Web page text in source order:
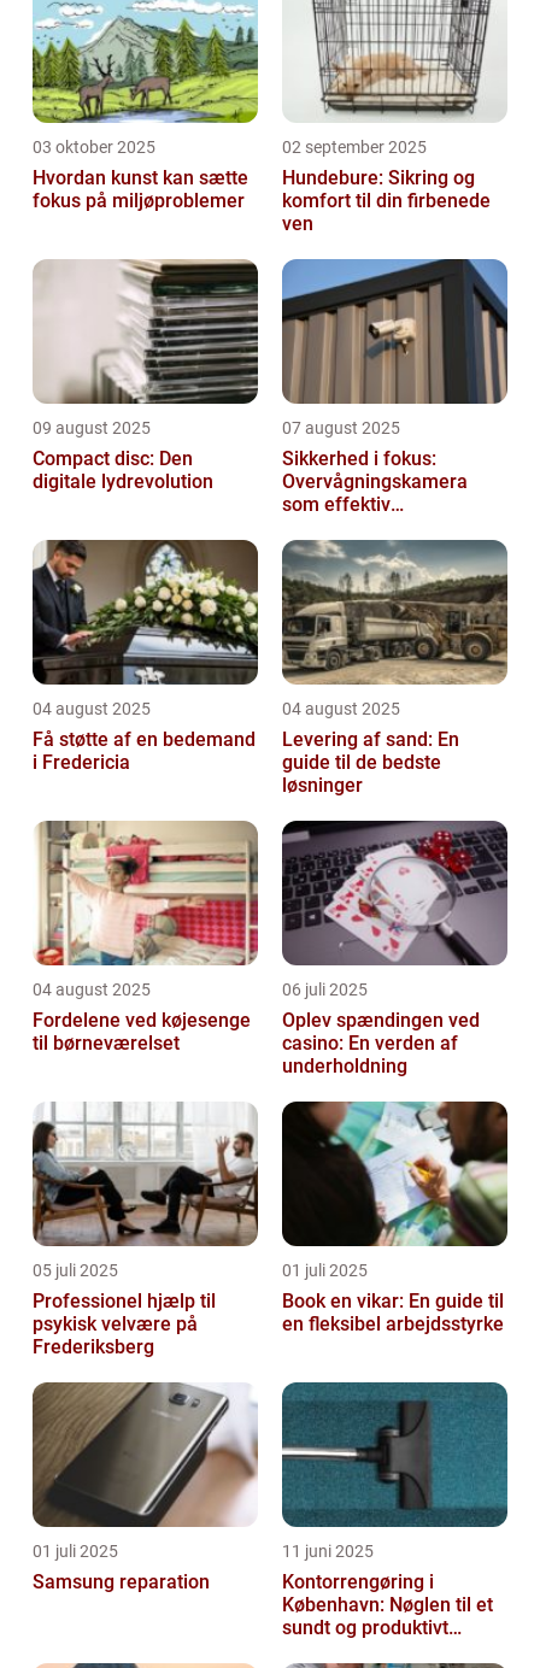
03 oktober 2025
Hvordan kunst kan sætte
fokus på miljøproblemer
02 september 2025
Hundebure: Sikring og
komfort til din firbenede
ven
09 august 2025
Compact disc: Den
digitale lydrevolution
07 august 2025
Sikkerhed i fokus:
Overvågningskamera
som effektiv
04 august 2025
Få støtte af en bedemand
i Fredericia
04 august 2025
Levering af sand: En
guide til de bedste
løsninger
04 august 2025
Fordelene ved køjesenge
til børneværelset
06 juli 2025
Oplev spændingen ved
casino: En verden af
underholdning
05 juli 2025
Professionel hjælp til
psykisk velvære på
Frederiksberg
01 juli 2025
Book en vikar: En guide til
en fleksibel arbejdsstyrke
01 juli 2025
Samsung reparation
11 juni 2025
Kontorrengøring i
København: Nøglen til et
sundt og produktivt